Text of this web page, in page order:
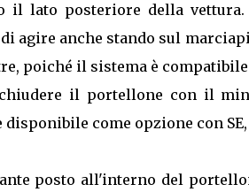
il lato posteriore della vettura.
agire anche stando sul
poiché il sistema è
il portellone con il
come opzione con SE,
posto all'interno del